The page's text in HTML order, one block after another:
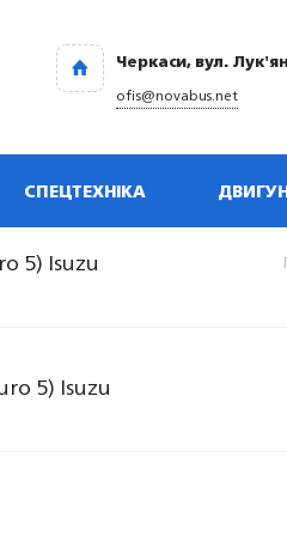
Черкаси, вул.
ofis@novabus.net
СПЕЦТЕХНІКА
5) Isuzu
5) Isuzu